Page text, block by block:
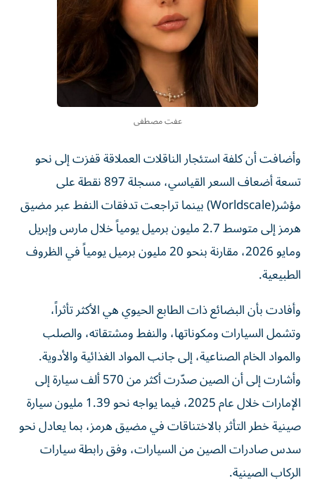
عفت مصطفى
وأضافت أن كلفة استئجار الناقلات العملاقة قفزت إلى نحو
تسعة أضعاف السعر القياسي، مسجلة 897 نقطة على
مؤشر(Worldscale) بينما تراجعت تدفقات النفط عبر مضيق
هرمز إلى متوسط 2.7 مليون برميل يومياً خلال مارس وإبريل
ومايو 2026، مقارنة بنحو 20 مليون برميل يومياً في الظروف
الطبيعية.
وأفادت بأن البضائع ذات الطابع الحيوي هي الأكثر تأثراً،
وتشمل السيارات ومكوناتها، والنفط ومشتقاته، والصلب
والمواد الخام الصناعية، إلى جانب المواد الغذائية والأدوية.
وأشارت إلى أن الصين صدّرت أكثر من 570 ألف سيارة إلى
الإمارات خلال عام 2025، فيما يواجه نحو 1.39 مليون سيارة
صينية خطر التأثر بالاختناقات في مضيق هرمز، بما يعادل نحو
سدس صادرات الصين من السيارات، وفق رابطة سيارات
الركاب الصينية.